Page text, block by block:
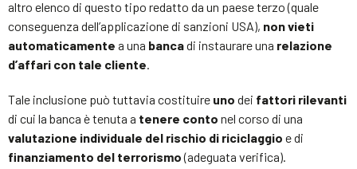
altro elenco di questo tipo redatto da un paese terzo (quale
conseguenza dell’applicazione di sanzioni USA), nonvieti
automaticamente a una bancadi instaurare una relazione
d’affari con tale cliente.
Tale inclusione può tuttavia costituire uno dei fattori rilevanti
di cui la banca è tenuta a tenere conto nel corso di una
valutazione individuale del rischio di riciclaggio e di
finanziamento del terrorismo(adeguata verifica).